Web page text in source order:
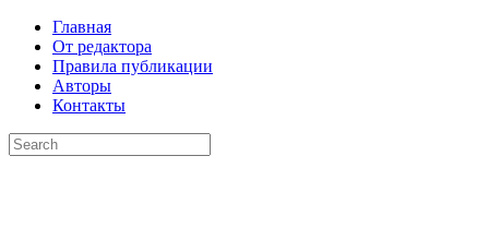
Главная
От редактора
Правила публикации
Авторы
Контакты